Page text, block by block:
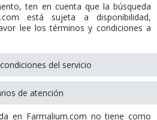
ten en cuenta que la búsqueda
está sujeta a disponibilidad,
lee los términos y condiciones a
del servicio
de atención
en Farmalium.com no tiene como